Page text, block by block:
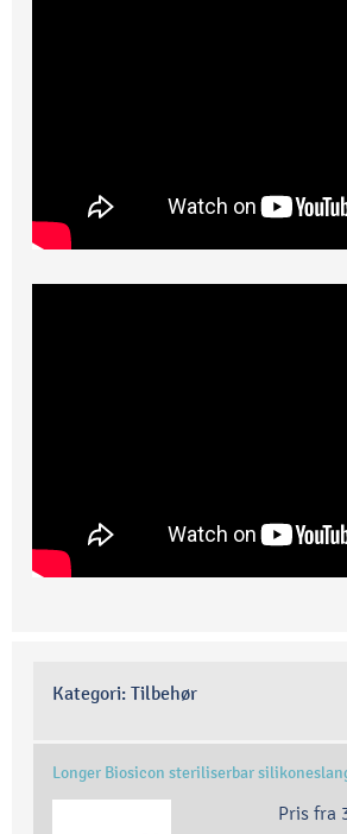
Kategori: Tilbehør
Longer Biosicon steriliserbar
Pris fra